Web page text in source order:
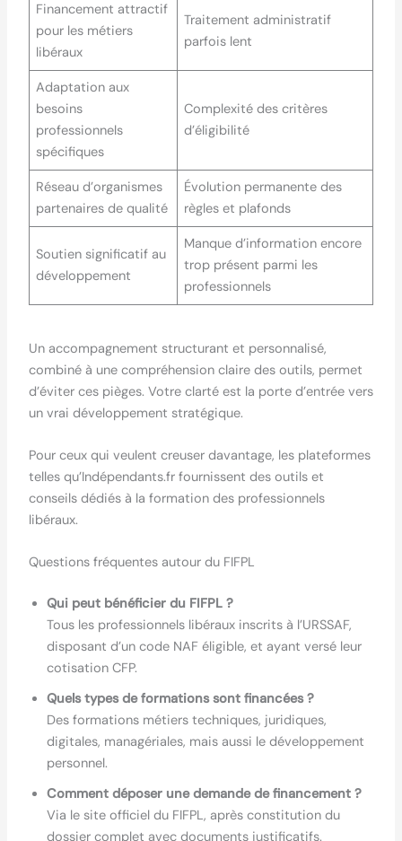
Financement attractif
pour les métiers
libéraux
Traitement administratif
parfois lent
Adaptation aux
besoins
professionnels
spécifiques
Complexité des critères
d’éligibilité
Réseau d’organismes
partenaires de qualité
Évolution permanente des
règles et plafonds
Soutien significatif au
développement
Manque d’information encore
trop présent parmi les
professionnels
Un accompagnement structurant et personnalisé,
combiné à une compréhension claire des outils, permet
d’éviter ces pièges. Votre clarté est la porte d’entrée vers
un vrai développement stratégique.
Pour ceux qui veulent creuser davantage, les plateformes
telles qu’Indépendants.fr fournissent des outils et
conseils dédiés à la formation des professionnels
libéraux.
Questions fréquentes autour du FIFPL
Qui peut bénéficier du FIFPL ?
Tous les professionnels libéraux inscrits à l’URSSAF,
disposant d’un code NAF éligible, et ayant versé leur
cotisation CFP.
Quels types de formations sont financées ?
Des formations métiers techniques, juridiques,
digitales, managériales, mais aussi le développement
personnel.
Comment déposer une demande de financement ?
Via le site officiel du FIFPL, après constitution du
dossier complet avec documents justificatifs.